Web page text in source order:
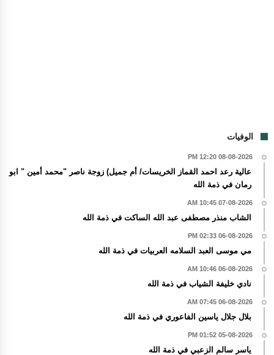
الوفيات
08-08-2026 12:20 PM
عالية رعد احمد القماز الخريسات/ أم جميل) زوجة ناصر "محمد أمين " ابو
رمان في ذمة الله
07-08-2026 10:45 AM
الشاب منذر مصطفى عبد الله الساكت في ذمة الله
06-08-2026 02:33 PM
مي موسى العبد السلامه العربيات في ذمة الله
06-08-2026 10:46 AM
نادي خليفة الشياب في ذمة الله
06-08-2026 07:45 AM
بلال جلال ياسين الفاعوري في ذمة الله
05-08-2026 01:52 PM
ياسر سالم الزعبي في ذمة الله